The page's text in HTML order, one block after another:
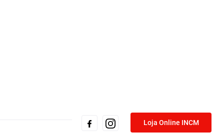
Loja Online INCM